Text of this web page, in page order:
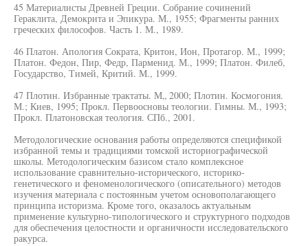
45 Материалисты Древней Греции. Собрание сочинений
Гераклита, Демокрита и Эпикура. М., 1955; Фрагменты ранних
греческих философов. Часть 1. М., 1989.
46 Платон. Апология Сократа, Критон, Ион, Протагор. М., 1999;
Платон. Федон, Пир, Федр, Парменид. М., 1999; Платон. Филеб,
Государство, Тимей, Критий. М., 1999.
47 Плотин. Избранные трактаты. М„ 2000; Плотин. Космогония.
М.; Киев, 1995; Прокл. Первоосновы теологии. Гимны. М., 1993;
Прокл. Платоновская теология. СПб., 2001.
Методологические основания работы определяются спецификой
избранной темы и традициями томской историографической
школы. Методологическим базисом стало комплексное
использование сравнительно-исторического, историко-
генетического и феноменологического (описательного) методов
изучения материала с постоянным учетом основополагающего
принципа историзма. Кроме того, оказалось актуальным
применение культурно-типологического и структурного подходов
для обеспечения целостности и органичности исследовательского
ракурса.